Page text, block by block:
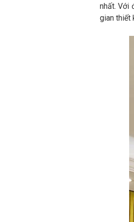
nhất. Với
gian thiết